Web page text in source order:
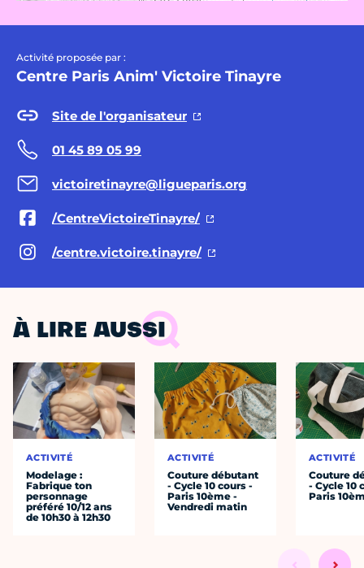
Activité proposée par :
Centre Paris Anim' Victoire Tinayre
Site de l'organisateur
01 45 89 05 99
victoiretinayre@ligueparis.org
/CentreVictoireTinayre/
/centre.victoire.tinayre/
À LIRE AUSSI
ACTIVITÉ
Modelage :
Fabrique ton
personnage
préféré 10/12 ans
de 10h30 à 12h30
ACTIVITÉ
Couture débutant
- Cycle 10 cours -
Paris 10ème -
Vendredi matin
ACTIVITÉ
Couture
- Cycle 10
Paris